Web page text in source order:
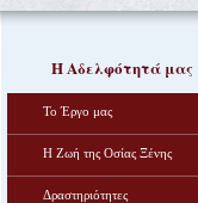
Η Αδελφότητά μας
Το Έργο μας
Η Ζωή της Οσίας Ξένης
Δραστηριότητες